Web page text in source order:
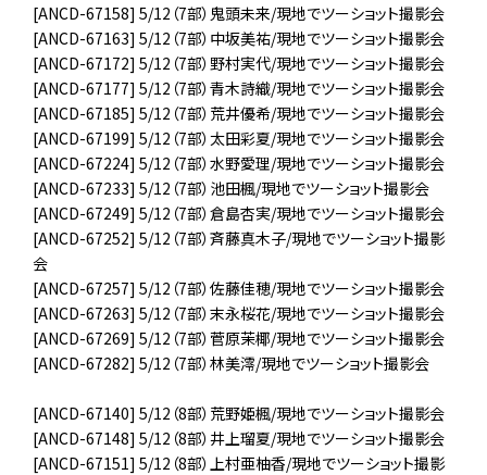
[ANCD-67158] 5/12（7部）鬼頭未来/現地でツーショット撮影会
[ANCD-67163] 5/12（7部）中坂美祐/現地でツーショット撮影会
[ANCD-67172] 5/12（7部）野村実代/現地でツーショット撮影会
[ANCD-67177] 5/12（7部）青木詩織/現地でツーショット撮影会
[ANCD-67185] 5/12（7部）荒井優希/現地でツーショット撮影会
[ANCD-67199] 5/12（7部）太田彩夏/現地でツーショット撮影会
[ANCD-67224] 5/12（7部）水野愛理/現地でツーショット撮影会
[ANCD-67233] 5/12（7部）池田楓/現地でツーショット撮影会
[ANCD-67249] 5/12（7部）倉島杏実/現地でツーショット撮影会
[ANCD-67252] 5/12（7部）斉藤真木子/現地でツーショット撮影
会
[ANCD-67257] 5/12（7部）佐藤佳穂/現地でツーショット撮影会
[ANCD-67263] 5/12（7部）末永桜花/現地でツーショット撮影会
[ANCD-67269] 5/12（7部）菅原茉椰/現地でツーショット撮影会
[ANCD-67282] 5/12（7部）林美澪/現地でツーショット撮影会
[ANCD-67140] 5/12（8部）荒野姫楓/現地でツーショット撮影会
[ANCD-67148] 5/12（8部）井上瑠夏/現地でツーショット撮影会
[ANCD-67151] 5/12（8部）上村亜柚香/現地でツーショット撮影